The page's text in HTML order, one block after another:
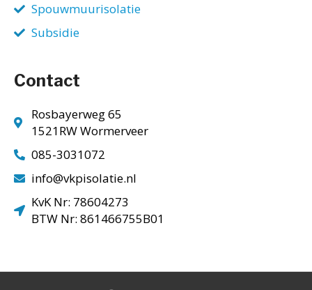
Spouwmuurisolatie
Subsidie
Contact
Rosbayerweg 65
1521RW Wormerveer
085-3031072
info@vkpisolatie.nl
KvK Nr: 78604273
BTW Nr: 861466755B01